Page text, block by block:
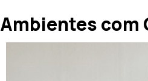
Ambientes com